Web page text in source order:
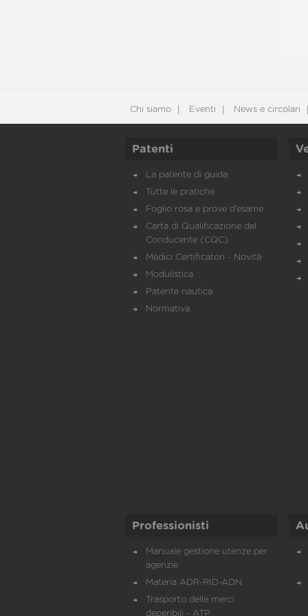
Chi siamo Eventi News e circolari
Patenti
La patente di guida
Tutte le pratiche
Foglio rosa e prove d’esame
Carta di Qualificazione del
Conducente (CQC)
Medici Certificatori - Novità
Modulistica
Patente nautica
Normativa
Professionisti
Manuale gestione utenze per
agenzie
Materia ADR-RID-ADN
Trasporto delle merci
deperibili - ATP